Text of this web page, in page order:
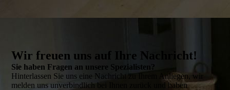
Wir freuen uns auf Ihre Nachricht!
Sie haben Fragen an unsere Spezialisten?
Hinterlassen Sie uns eine Nachricht zu Ihrem Anliegen, wir
melden uns unverbindlich bei Ihnen zurück und haben